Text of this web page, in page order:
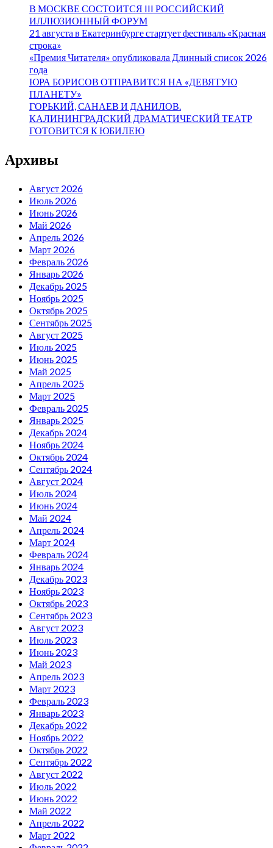
В МОСКВЕ СОСТОИТСЯ III РОССИЙСКИЙ
ИЛЛЮЗИОННЫЙ ФОРУМ
21 августа в Екатеринбурге стартует фестиваль «Красная
строка»
«Премия Читателя» опубликовала Длинный список 2026
года
ЮРА БОРИСОВ ОТПРАВИТСЯ НА «ДЕВЯТУЮ
ПЛАНЕТУ»
ГОРЬКИЙ, САНАЕВ И ДАНИЛОВ.
КАЛИНИНГРАДСКИЙ ДРАМАТИЧЕСКИЙ ТЕАТР
ГОТОВИТСЯ К ЮБИЛЕЮ
Архивы
Август 2026
Июль 2026
Июнь 2026
Май 2026
Апрель 2026
Март 2026
Февраль 2026
Январь 2026
Декабрь 2025
Ноябрь 2025
Октябрь 2025
Сентябрь 2025
Август 2025
Июль 2025
Июнь 2025
Май 2025
Апрель 2025
Март 2025
Февраль 2025
Январь 2025
Декабрь 2024
Ноябрь 2024
Октябрь 2024
Сентябрь 2024
Август 2024
Июль 2024
Июнь 2024
Май 2024
Апрель 2024
Март 2024
Февраль 2024
Январь 2024
Декабрь 2023
Ноябрь 2023
Октябрь 2023
Сентябрь 2023
Август 2023
Июль 2023
Июнь 2023
Май 2023
Апрель 2023
Март 2023
Февраль 2023
Январь 2023
Декабрь 2022
Ноябрь 2022
Октябрь 2022
Сентябрь 2022
Август 2022
Июль 2022
Июнь 2022
Май 2022
Апрель 2022
Март 2022